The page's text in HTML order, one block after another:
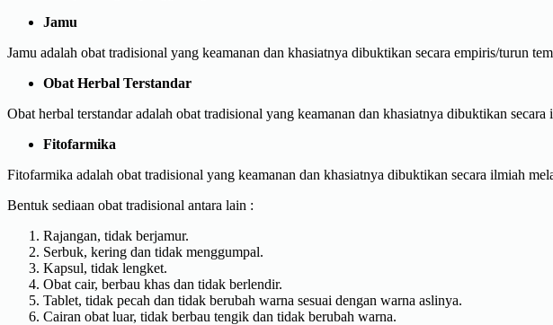
Jamu
Jamu adalah obat tradisional yang keamanan dan khasiatnya dibuktikan secara empiris/turun
Obat Herbal Terstandar
Obat herbal terstandar adalah obat tradisional yang keamanan dan khasiatnya dibuktikan
Fitofarmika
Fitofarmika adalah obat tradisional yang keamanan dan khasiatnya dibuktikan secara ilmiah
Bentuk sediaan obat tradisional antara lain :
Rajangan, tidak berjamur.
Serbuk, kering dan tidak menggumpal.
Kapsul, tidak lengket.
Obat cair, berbau khas dan tidak berlendir.
Tablet, tidak pecah dan tidak berubah warna sesuai dengan warna aslinya.
Cairan obat luar, tidak berbau tengik dan tidak berubah warna.